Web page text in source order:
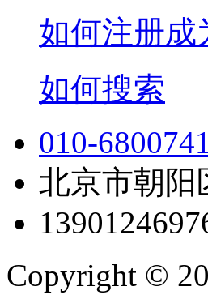
如何注册成
如何搜索
010-
北京市朝阳
Copyright ©